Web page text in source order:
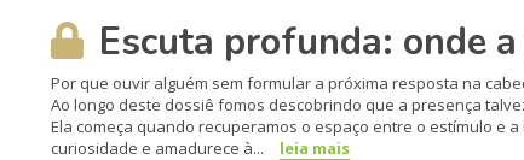
Escuta profunda: onde
Por que ouvir alguém sem formular a próxima resposta na
Ao longo deste dossiê fomos descobrindo que a presença
Ela começa quando recuperamos o espaço entre o estímulo e
curiosidade e amadurece à...
leia mais